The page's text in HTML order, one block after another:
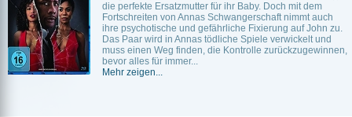
die perfekte Ersatzmutter für ihr Baby. Doch mit dem
Fortschreiten von Annas Schwangerschaft nimmt auch
ihre psychotische und gefährliche Fixierung auf John zu.
Das Paar wird in Annas tödliche Spiele verwickelt und
muss einen Weg finden, die Kontrolle zurückzugewinnen,
bevor alles für immer...
Mehr zeigen...